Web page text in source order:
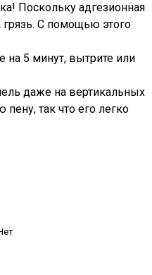
Поскольку адгезионная
грязь. С помощью этого
на 5 минут, вытрите или
даже на вертикальных
так что его легко